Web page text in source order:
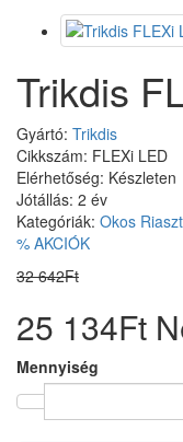
Trikdis
Gyártó: Trikdis
Cikkszám: FLEXi LED
Elérhetőség: Készleten
Jótállás: 2 év
Kategóriák: Okos
% AKCIÓK
32 642Ft
25 134Ft
Mennyiség